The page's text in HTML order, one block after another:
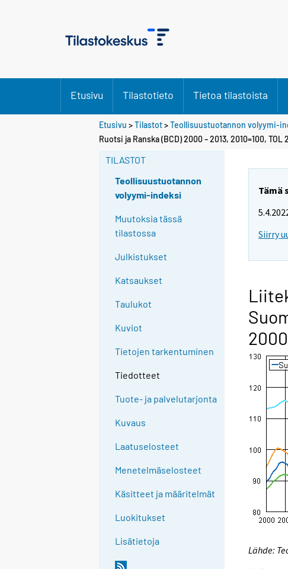
Etusivu Tilastotieto Tietoa tilastoista
Etusivu >Tilastot>Teollisuustuotannon volyymi-
Ruotsi ja Ranska (BCD) 2000 – 2013, 2010=100, TOL
TILASTOT
Teollisuustuotannon
volyymi-indeksi
Muutoksia tässä
tilastossa
Julkistukset
Katsaukset
Taulukot
Kuviot
Tietojen tarkentuminen
Tiedotteet
Tuote- ja palvelutarjonta
Kuvaus
Laatuselosteet
Menetelmäselosteet
Käsitteet ja määritelmät
Luokitukset
Lisätietoja
Tämä
Siirry
Lähde: